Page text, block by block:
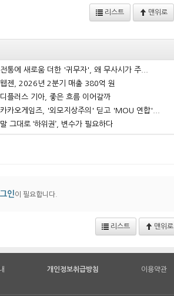
리스트 맨위로
전통에 새로움 더한 '귀무자', 왜 무사시가 주...
웹젠, 2026년 2분기 매출 380억 원
디플러스 기아, 좋은 흐름 이어갈까
카카오게임즈, '외모지상주의' 딛고 'MOU 연합'...
말 그대로 ‘하위권’, 변수가 필요하다
인이 필요합니다.
리스트 맨위로
개인정보취급방침 이용약관